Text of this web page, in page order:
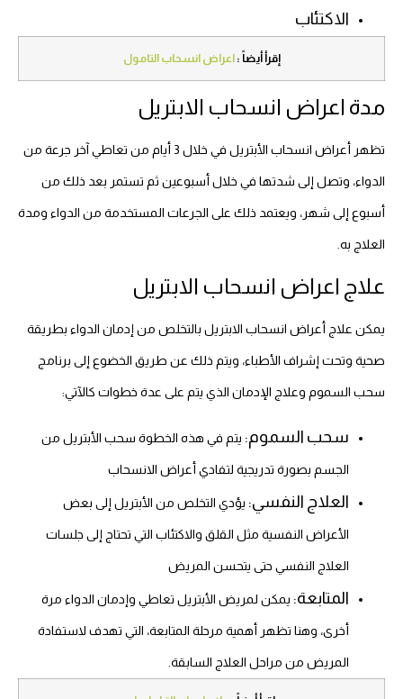
الاكتئاب
إقرأ أيضاً :اعراض انسحاب التامول
مدة اعراض انسحاب الابتريل
تظهر أعراض انسحاب الأبتريل في خلال 3 أيام من تعاطي آخر جرعة من
الدواء، وتصل إلى شدتها في خلال أسبوعين ثم تستمر بعد ذلك من
أسبوع إلى شهر، ويعتمد ذلك على الجرعات المستخدمة من الدواء ومدة
العلاج به.
علاج اعراض انسحاب الابتريل
يمكن علاج أعراض انسحاب الابتريل بالتخلص من إدمان الدواء بطريقة
صحية وتحت إشراف الأطباء، ويتم ذلك عن طريق الخضوع إلى برنامج
سحب السموم وعلاج الإدمان الذي يتم على عدة خطوات كالآتي:
سحب السموم: يتم في هذه الخطوة سحب الأبتريل من
الجسم بصورة تدريجية لتفادي أعراض الانسحاب
العلاج النفسي: يؤدي التخلص من الأبتريل إلى بعض
الأعراض النفسية مثل القلق والاكتئاب التي تحتاج إلى جلسات
العلاج النفسي حتى يتحسن المريض
المتابعة: يمكن لمريض الأبتريل تعاطي وإدمان الدواء مرة
أخرى، وهنا تظهر أهمية مرحلة المتابعة، التي تهدف لاستفادة
المريض من مراحل العلاج السابقة.